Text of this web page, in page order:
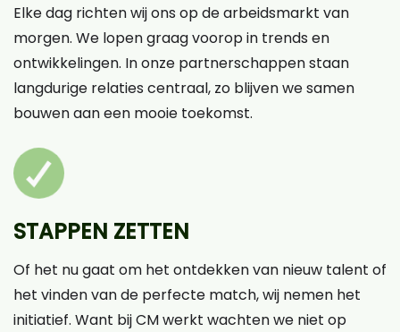
Elke dag richten wij ons op de arbeidsmarkt van
morgen. We lopen graag voorop in trends en
ontwikkelingen. In onze partnerschappen staan
langdurige relaties centraal, zo blijven we samen
bouwen aan een mooie toekomst.
STAPPEN ZETTEN
Of het nu gaat om het ontdekken van nieuw talent of
het vinden van de perfecte match, wij nemen het
initiatief. Want bij CM werkt wachten we niet op